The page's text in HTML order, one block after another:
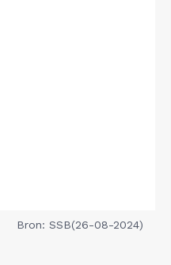
Bron: SSB(26-08-2024)